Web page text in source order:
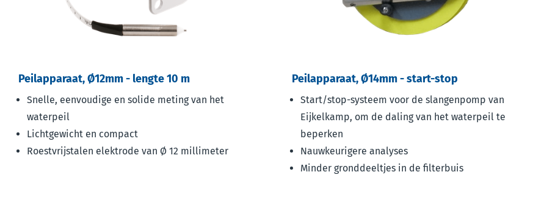
Peilapparaat, Ø12mm - lengte 10 m
Snelle, eenvoudige en solide meting van het
waterpeil
Lichtgewicht en compact
Roestvrijstalen elektrode van Ø 12 millimeter
Peilapparaat, Ø14mm - start-stop
Start/stop-systeem voor de slangenpomp van
Eijkelkamp, om de daling van het waterpeil te
beperken
Nauwkeurigere analyses
Minder gronddeeltjes in de filterbuis